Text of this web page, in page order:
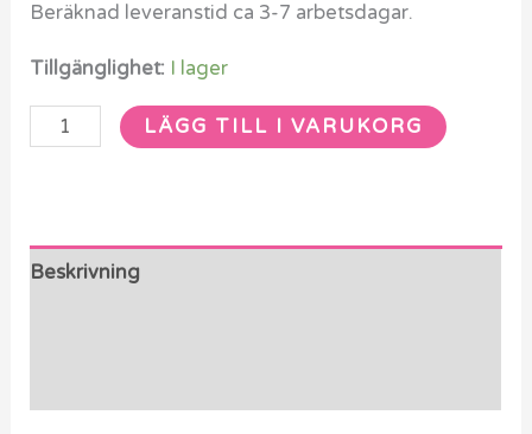
Beräknad leveranstid ca 3-7 arbetsdagar.
Tillgänglighet: I lager
LÄGG TILL I VARUKORG
Beskrivning